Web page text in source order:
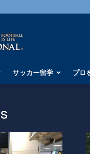
サッカー留学 プロ